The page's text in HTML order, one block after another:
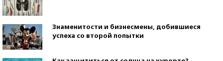
Знаменитости и бизнесмены, добившиеся
успеха со второй попытки